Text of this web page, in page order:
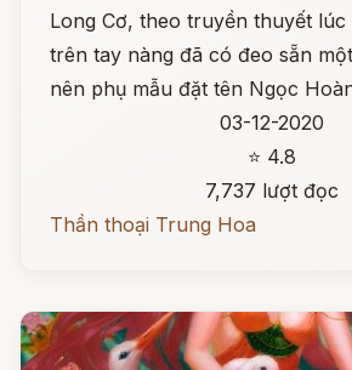
Long Cơ, theo truyền thuyết lúc
trên tay nàng đã có đeo sẵn
nên phụ mẫu đặt tên Ngọc
03-12-2020
⭐ 4.8
7,737 lượt đọc
Thần thoại Trung Hoa